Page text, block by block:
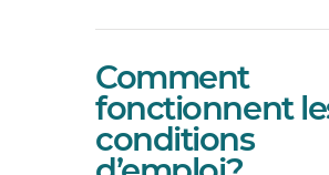
Comment
fonctionnent
conditions